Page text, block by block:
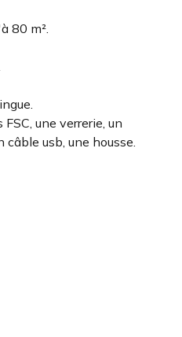
80 m².
une verrerie, un
usb, une housse.